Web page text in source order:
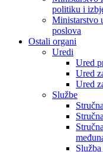
politiku i
Ministarstvo
poslova
Ostali organi
Uredi
Ured
Ured
Ured
Službe